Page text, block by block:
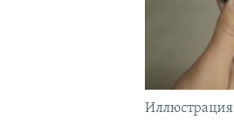
Иллюстрация